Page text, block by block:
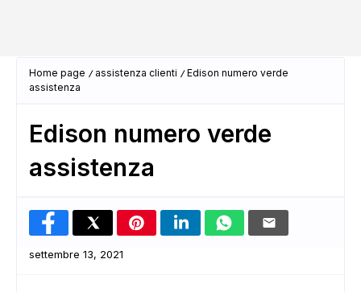
Home page assistenza clienti
Edison numero verde
assistenza
Edison numero verde
assistenza
settembre 13, 2021